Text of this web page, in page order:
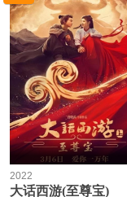
2022
大话西游(至尊宝)